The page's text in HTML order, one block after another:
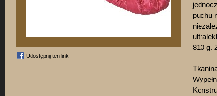
Udostępnij ten link
puchu
810 g.